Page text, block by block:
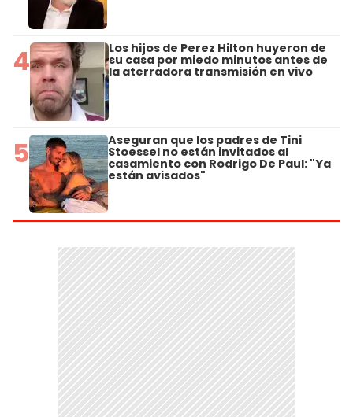
4 Los hijos de Perez Hilton huyeron de
su casa por miedo minutos antes de
la aterradora transmisión en vivo
5 Aseguran que los padres de Tini
Stoessel no están invitados al
casamiento con Rodrigo De Paul: "Ya
están avisados"